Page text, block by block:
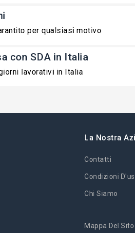
per qualsiasi motivo
con SDA in Italia
lavorativi in Italia
La Nostra
Contatti
Condizioni
Chi Siamo
Mappa Del Sito